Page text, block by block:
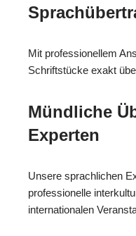
Mit professionellem
Schriftstücke exakt
Mündliche
Experten
Unsere sprachlichen
professionelle
internationalen